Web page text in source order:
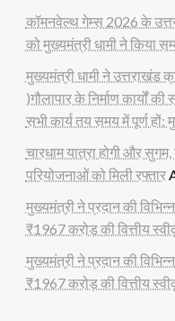
कॉमनवेल्थ गेम्स 2026 के
को मुख्यमंत्री धामी ने किया
मुख्यमंत्री धामी ने उत्तराखंड
)गौलापार के निर्माण कार्यों
सभी कार्य तय समय में पूर्ण हों:
चारधाम यात्रा होगी और
परियोजनाओं को मिली रफ्तार
मुख्यमंत्री ने प्रदान की
₹1967 करोड़ की वित्तीय
मुख्यमंत्री ने प्रदान की
₹1967 करोड़ की वित्तीय